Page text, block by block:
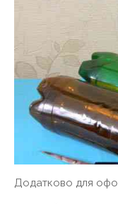
Додатково для